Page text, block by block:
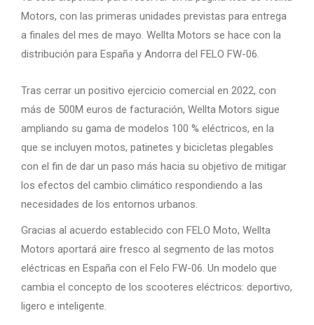
Motors, con las primeras unidades previstas para entrega
a finales del mes de mayo. Wellta Motors se hace con la
distribución para España y Andorra del FELO FW-06.
Tras cerrar un positivo ejercicio comercial en 2022, con
más de 500M euros de facturación, Wellta Motors sigue
ampliando su gama de modelos 100 % eléctricos, en la
que se incluyen motos, patinetes y bicicletas plegables
con el fin de dar un paso más hacia su objetivo de mitigar
los efectos del cambio climático respondiendo a las
necesidades de los entornos urbanos.
Gracias al acuerdo establecido con FELO Moto, Wellta
Motors aportará aire fresco al segmento de las motos
eléctricas en España con el Felo FW-06. Un modelo que
cambia el concepto de los scooteres eléctricos: deportivo,
ligero e inteligente.